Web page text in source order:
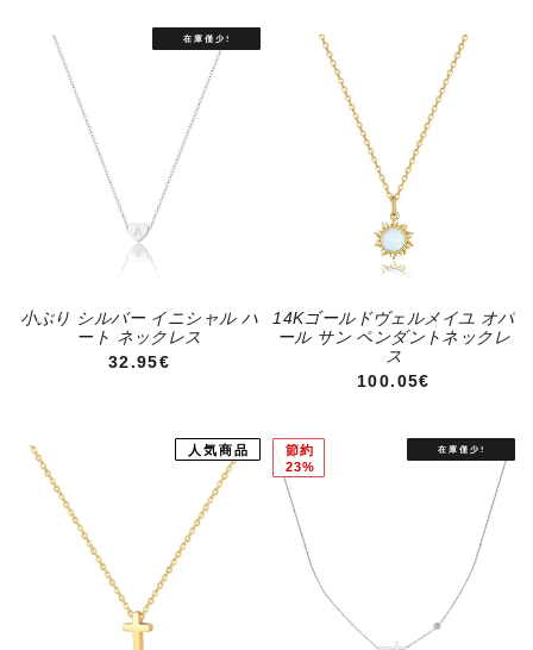
小ぶり シルバー イニシャル ハ
ート ネックレス
通常価格
32.95€
14Kゴールドヴェルメイユ オパ
ール サン ペンダントネックレ
ス
通常価格
100.05€
人気商品
節約
23%